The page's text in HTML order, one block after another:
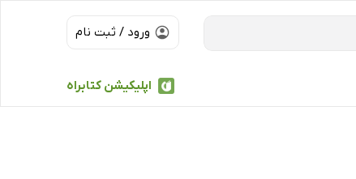
ورود / ثبت نام
اپلیکیشن کتابراه